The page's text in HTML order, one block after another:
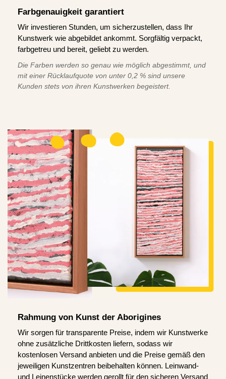
Farbgenauigkeit garantiert
Wir investieren Stunden, um sicherzustellen, dass Ihr
Kunstwerk wie abgebildet ankommt. Sorgfältig verpackt,
farbgetreu und bereit, geliebt zu werden.
Die Farben werden so genau wie möglich abgestimmt, und
mit einer Rücklaufquote von unter 0,2 % sind unsere
Kunden stets von ihren Kunstwerken begeistert.
Rahmung von Kunst der Aborigines
Wir sorgen für transparente Preise, indem wir Kunstwerke
ohne zusätzliche Drittkosten liefern, sodass wir
kostenlosen Versand anbieten und die Preise gemäß den
jeweiligen Kunstzentren beibehalten können. Leinwand-
und Leinenstücke werden gerollt für den sicheren Versand